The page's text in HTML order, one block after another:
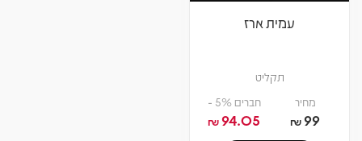
עמית ארז
תקליט
מחיר
99
₪
חברים 5% -
94.05
₪